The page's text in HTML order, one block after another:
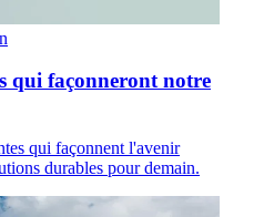
qui façonneront notre
qui façonnent l'avenir
durables pour demain.